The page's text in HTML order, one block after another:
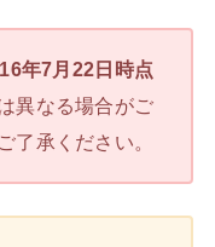
年7月22日時点
異なる場合がご
了承ください。